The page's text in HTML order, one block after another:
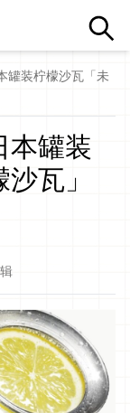
罐装柠檬沙瓦「未
本罐装
瓦」